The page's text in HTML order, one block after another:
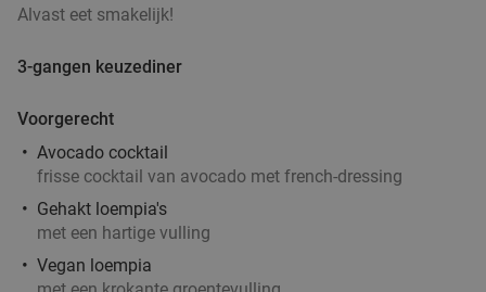
Alvast eet smakelijk!
3-gangen keuzediner
Voorgerecht
Avocado cocktail
frisse cocktail van avocado met french-dressing
Gehakt loempia's
met een hartige vulling
Vegan loempia